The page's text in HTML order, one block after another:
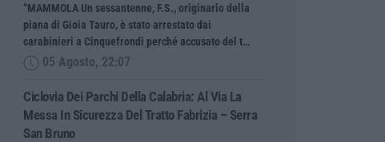
“MAMMOLA Un sessantenne, F.S., originario della
piana di Gioia Tauro, è stato arrestato dai
carabinieri a Cinquefrondi perché accusato del t…
05 Agosto, 22:07
Ciclovia Dei Parchi Della Calabria: Al Via La
Messa In Sicurezza Del Tratto Fabrizia – Serra
San Bruno